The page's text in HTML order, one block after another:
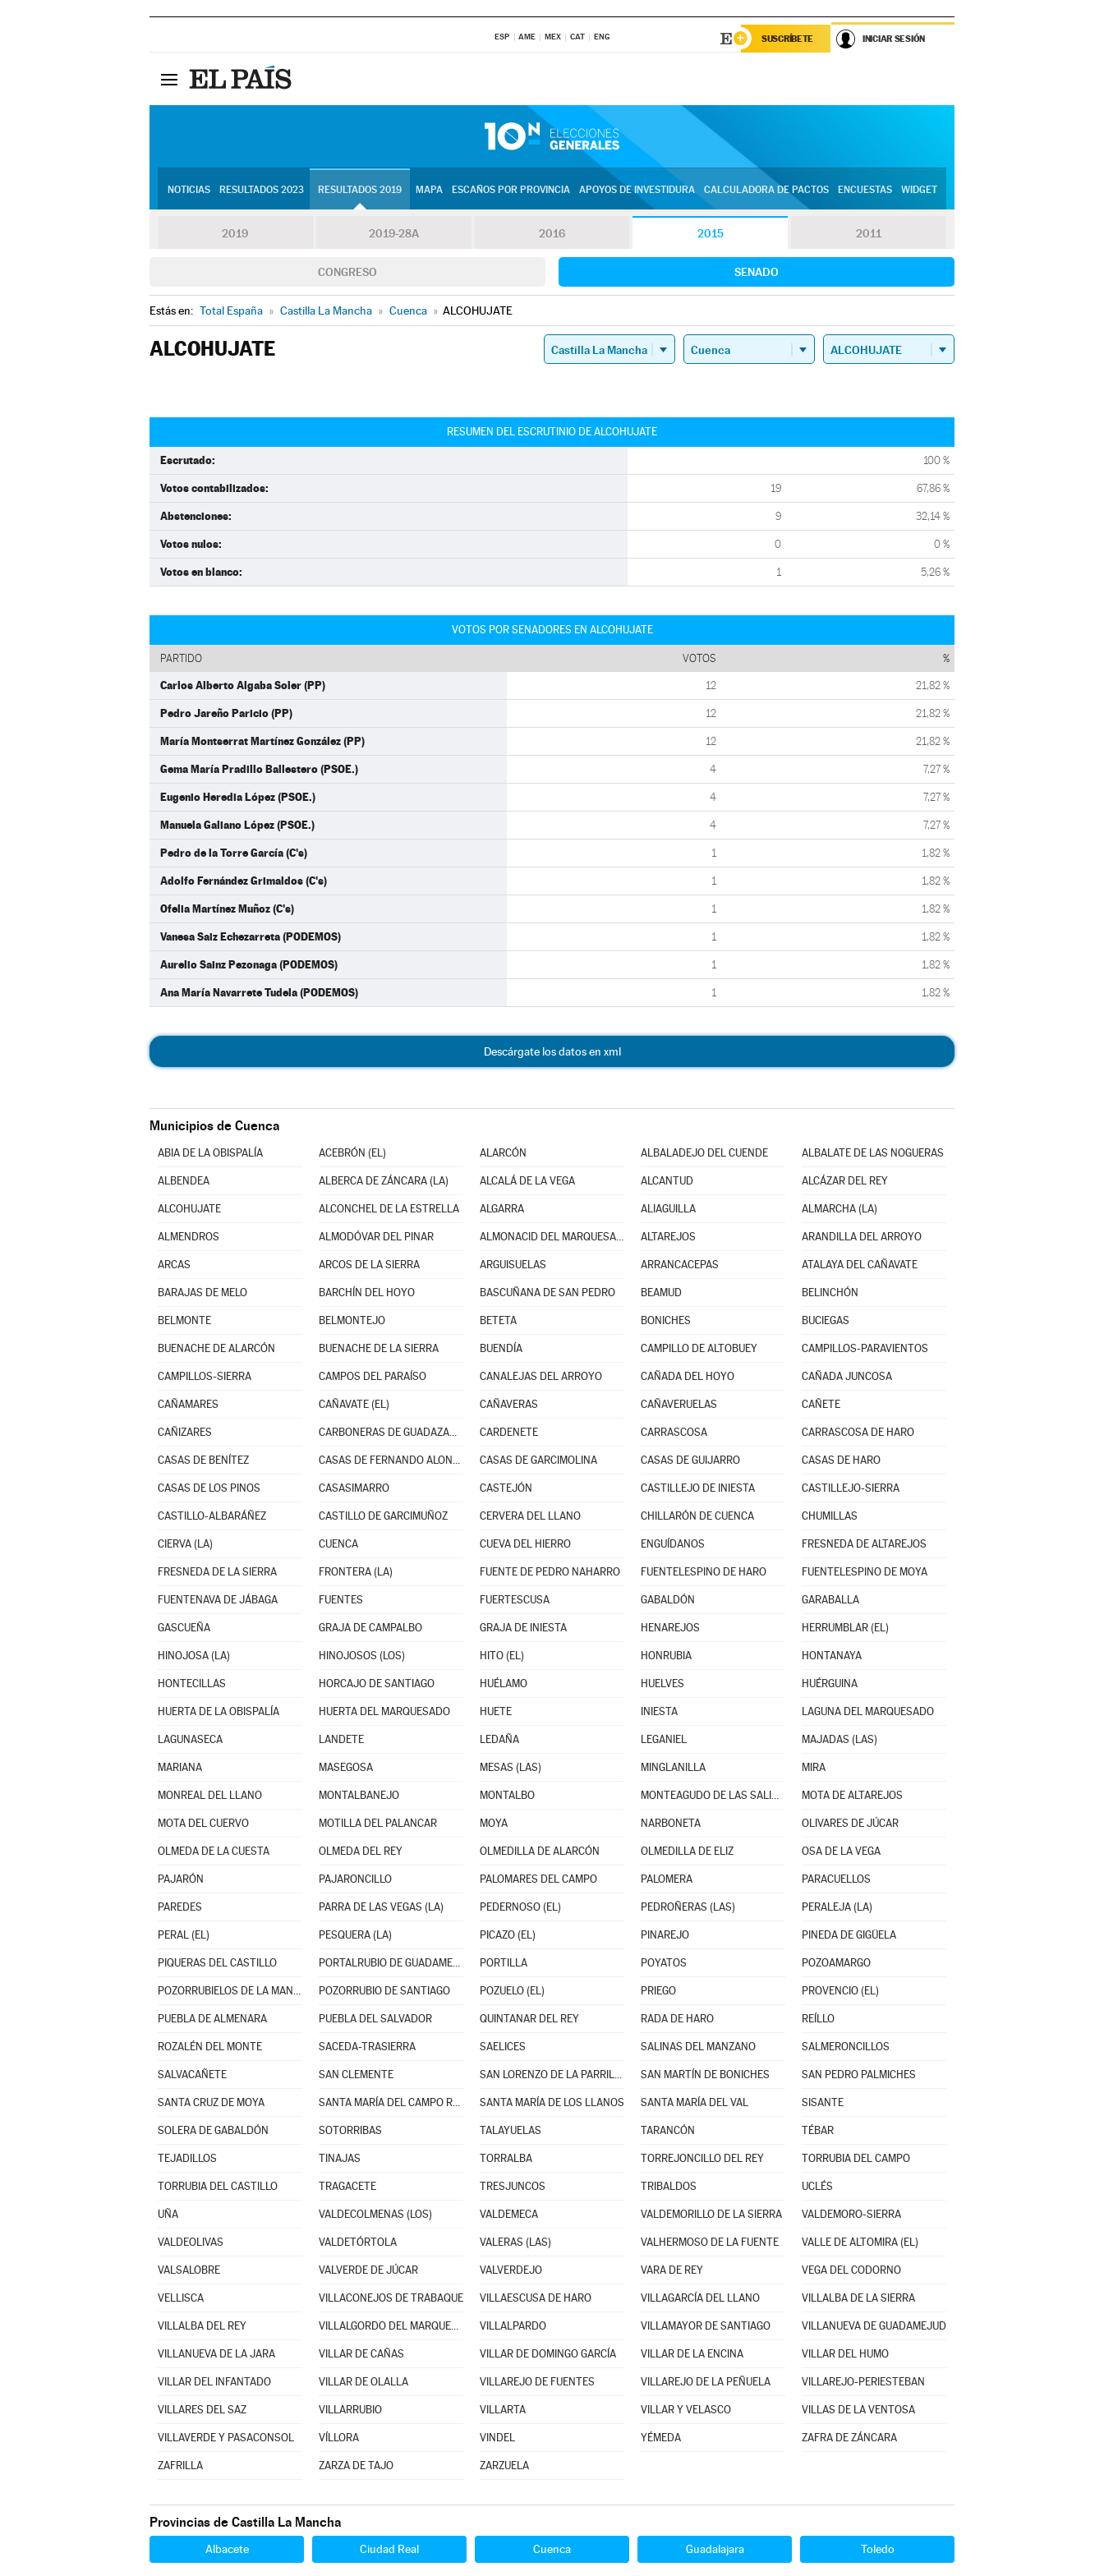
ESP AME MEX CAT ENG SUSCRÍBETE INICIAR SESIÓN
NOTICIAS RESULTADOS 2023 RESULTADOS 2019 MAPA ESCAÑOS POR PROVINCIA APOYOS DE INVESTIDURA CALCULADORA DE PACTOS ENCUESTAS WIDGET
2019 2019-28A 2016 2015 2011
CONGRESO SENADO
Estás en: Total España » Castilla La Mancha » Cuenca » ALCOHUJATE
ALCOHUJATE
RESUMEN DEL ESCRUTINIO DE ALCOHUJATE
Escrutado: 100 %
Votos contabilizados: 19 67,86 %
Abstenciones: 9 32,14 %
Votos nulos: 0 0 %
Votos en blanco: 1 5,26 %
VOTOS POR SENADORES EN ALCOHUJATE
PARTIDO VOTOS %
Carlos Alberto Algaba Soler (PP) 12 21,82 %
Pedro Jareño Paricio (PP) 12 21,82 %
María Montserrat Martínez González (PP) 12 21,82 %
Gema María Pradillo Ballestero (PSOE.) 4 7,27 %
Eugenio Heredia López (PSOE.) 4 7,27 %
Manuela Galiano López (PSOE.) 4 7,27 %
Pedro de la Torre García (C's) 1 1,82 %
Adolfo Fernández Grimaldos (C's) 1 1,82 %
Ofelia Martínez Muñoz (C's) 1 1,82 %
Vanesa Saiz Echezarreta (PODEMOS) 1 1,82 %
Aurelio Sainz Pezonaga (PODEMOS) 1 1,82 %
Ana María Navarrete Tudela (PODEMOS) 1 1,82 %
Descárgate los datos en xml
Municipios de Cuenca
ABIA DE LA OBISPALÍA ACEBRÓN (EL) ALARCÓN ALBALADEJO DEL CUENDE ALBALATE DE LAS NOGUERAS
ALBENDEA ALBERCA DE ZÁNCARA (LA) ALCALÁ DE LA VEGA ALCANTUD ALCÁZAR DEL REY
ALCOHUJATE ALCONCHEL DE LA ESTRELLA ALGARRA ALIAGUILLA ALMARCHA (LA)
ALMENDROS ALMODÓVAR DEL PINAR ALMONACID DEL MARQUESADO ALTAREJOS ARANDILLA DEL ARROYO
ARCAS ARCOS DE LA SIERRA ARGUISUELAS ARRANCACEPAS ATALAYA DEL CAÑAVATE
BARAJAS DE MELO BARCHÍN DEL HOYO BASCUÑANA DE SAN PEDRO BEAMUD BELINCHÓN
BELMONTE BELMONTEJO BETETA BONICHES BUCIEGAS
BUENACHE DE ALARCÓN BUENACHE DE LA SIERRA BUENDÍA CAMPILLO DE ALTOBUEY CAMPILLOS-PARAVIENTOS
CAMPILLOS-SIERRA CAMPOS DEL PARAÍSO CANALEJAS DEL ARROYO CAÑADA DEL HOYO CAÑADA JUNCOSA
CAÑAMARES CAÑAVATE (EL) CAÑAVERAS CAÑAVERUELAS CAÑETE
CAÑIZARES CARBONERAS DE GUADAZAÓN CARDENETE CARRASCOSA CARRASCOSA DE HARO
CASAS DE BENÍTEZ CASAS DE FERNANDO ALONSO CASAS DE GARCIMOLINA CASAS DE GUIJARRO CASAS DE HARO
CASAS DE LOS PINOS CASASIMARRO CASTEJÓN CASTILLEJO DE INIESTA CASTILLEJO-SIERRA
CASTILLO-ALBARÁÑEZ CASTILLO DE GARCIMUÑOZ CERVERA DEL LLANO CHILLARÓN DE CUENCA CHUMILLAS
CIERVA (LA) CUENCA CUEVA DEL HIERRO ENGUÍDANOS FRESNEDA DE ALTAREJOS
FRESNEDA DE LA SIERRA FRONTERA (LA) FUENTE DE PEDRO NAHARRO FUENTELESPINO DE HARO FUENTELESPINO DE MOYA
FUENTENAVA DE JÁBAGA FUENTES FUERTESCUSA GABALDÓN GARABALLA
GASCUEÑA GRAJA DE CAMPALBO GRAJA DE INIESTA HENAREJOS HERRUMBLAR (EL)
HINOJOSA (LA) HINOJOSOS (LOS) HITO (EL) HONRUBIA HONTANAYA
HONTECILLAS HORCAJO DE SANTIAGO HUÉLAMO HUELVES HUÉRGUINA
HUERTA DE LA OBISPALÍA HUERTA DEL MARQUESADO HUETE INIESTA LAGUNA DEL MARQUESADO
LAGUNASECA LANDETE LEDAÑA LEGANIEL MAJADAS (LAS)
MARIANA MASEGOSA MESAS (LAS) MINGLANILLA MIRA
MONREAL DEL LLANO MONTALBANEJO MONTALBO MONTEAGUDO DE LAS SALINAS MOTA DE ALTAREJOS
MOTA DEL CUERVO MOTILLA DEL PALANCAR MOYA NARBONETA OLIVARES DE JÚCAR
OLMEDA DE LA CUESTA OLMEDA DEL REY OLMEDILLA DE ALARCÓN OLMEDILLA DE ELIZ OSA DE LA VEGA
PAJARÓN PAJARONCILLO PALOMARES DEL CAMPO PALOMERA PARACUELLOS
PAREDES PARRA DE LAS VEGAS (LA) PEDERNOSO (EL) PEDROÑERAS (LAS) PERALEJA (LA)
PERAL (EL) PESQUERA (LA) PICAZO (EL) PINAREJO PINEDA DE GIGÜELA
PIQUERAS DEL CASTILLO PORTALRUBIO DE GUADAMEJUD PORTILLA POYATOS POZOAMARGO
POZORRUBIELOS DE LA MANCHA POZORRUBIO DE SANTIAGO POZUELO (EL) PRIEGO PROVENCIO (EL)
PUEBLA DE ALMENARA PUEBLA DEL SALVADOR QUINTANAR DEL REY RADA DE HARO REÍLLO
ROZALÉN DEL MONTE SACEDA-TRASIERRA SAELICES SALINAS DEL MANZANO SALMERONCILLOS
SALVACAÑETE SAN CLEMENTE SAN LORENZO DE LA PARRILLA SAN MARTÍN DE BONICHES SAN PEDRO PALMICHES
SANTA CRUZ DE MOYA SANTA MARÍA DEL CAMPO RUS SANTA MARÍA DE LOS LLANOS SANTA MARÍA DEL VAL SISANTE
SOLERA DE GABALDÓN SOTORRIBAS TALAYUELAS TARANCÓN TÉBAR
TEJADILLOS TINAJAS TORRALBA TORREJONCILLO DEL REY TORRUBIA DEL CAMPO
TORRUBIA DEL CASTILLO TRAGACETE TRESJUNCOS TRIBALDOS UCLÉS
UÑA VALDECOLMENAS (LOS) VALDEMECA VALDEMORILLO DE LA SIERRA VALDEMORO-SIERRA
VALDEOLIVAS VALDETÓRTOLA VALERAS (LAS) VALHERMOSO DE LA FUENTE VALLE DE ALTOMIRA (EL)
VALSALOBRE VALVERDE DE JÚCAR VALVERDEJO VARA DE REY VEGA DEL CODORNO
VELLISCA VILLACONEJOS DE TRABAQUE VILLAESCUSA DE HARO VILLAGARCÍA DEL LLANO VILLALBA DE LA SIERRA
VILLALBA DEL REY VILLALGORDO DEL MARQUESADO VILLALPARDO VILLAMAYOR DE SANTIAGO VILLANUEVA DE GUADAMEJUD
VILLANUEVA DE LA JARA VILLAR DE CAÑAS VILLAR DE DOMINGO GARCÍA VILLAR DE LA ENCINA VILLAR DEL HUMO
VILLAR DEL INFANTADO VILLAR DE OLALLA VILLAREJO DE FUENTES VILLAREJO DE LA PEÑUELA VILLAREJO-PERIESTEBAN
VILLARES DEL SAZ VILLARRUBIO VILLARTA VILLAR Y VELASCO VILLAS DE LA VENTOSA
VILLAVERDE Y PASACONSOL VÍLLORA VINDEL YÉMEDA ZAFRA DE ZÁNCARA
ZAFRILLA ZARZA DE TAJO ZARZUELA
Provincias de Castilla La Mancha
Albacete Ciudad Real Cuenca Guadalajara Toledo